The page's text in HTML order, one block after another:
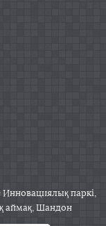
паркі,
аймақ, Шандон